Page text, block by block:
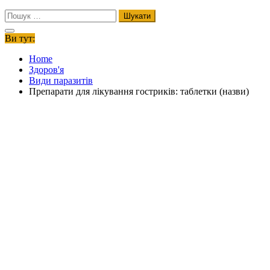
Пошук:
Ви тут:
Home
Здоров'я
Види паразитів
Препарати для лікування гостриків: таблетки (назви)